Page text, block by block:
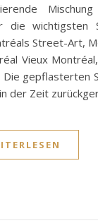
wichtigsten
Street-Art,
Vieux
gepflasterten
der Zeit